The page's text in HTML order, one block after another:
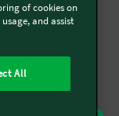
of cookies on
and assist
All